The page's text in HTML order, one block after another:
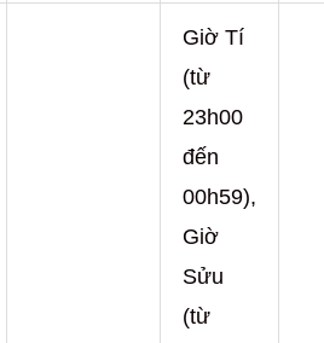
Giờ Tí
(từ
23h00
đến
00h59),
Giờ
Sửu
(từ